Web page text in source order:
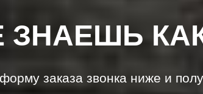
ЗНАЕШЬ
заказа звонка ниже и